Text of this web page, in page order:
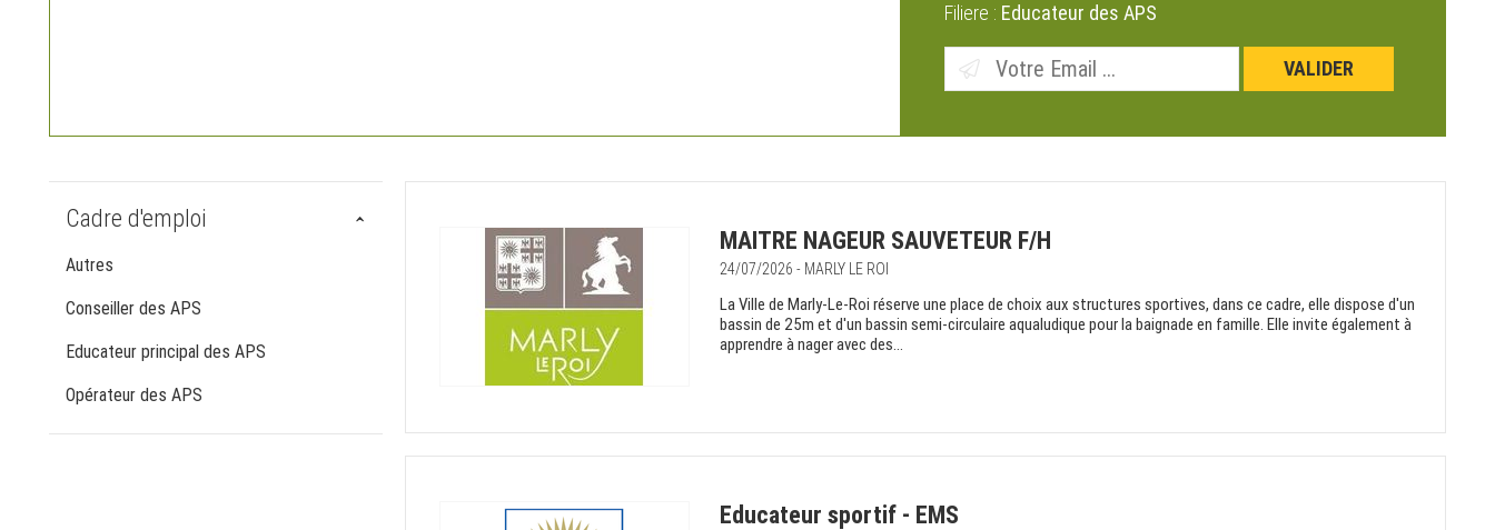
Filiere : Educateur des APS
Cadre d'emploi
Autres
Conseiller des APS
Educateur principal des APS
Opérateur des APS
MAITRE NAGEUR SAUVETEUR F/H
24/07/2026 - MARLY LE ROI
La Ville de Marly-Le-Roi réserve une place de choix aux structures sportives, dans ce cadre, elle dispose d'un
bassin de 25m et d'un bassin semi-circulaire aqualudique pour la baignade en famille. Elle invite également à
apprendre à nager avec des...
Educateur sportif - EMS